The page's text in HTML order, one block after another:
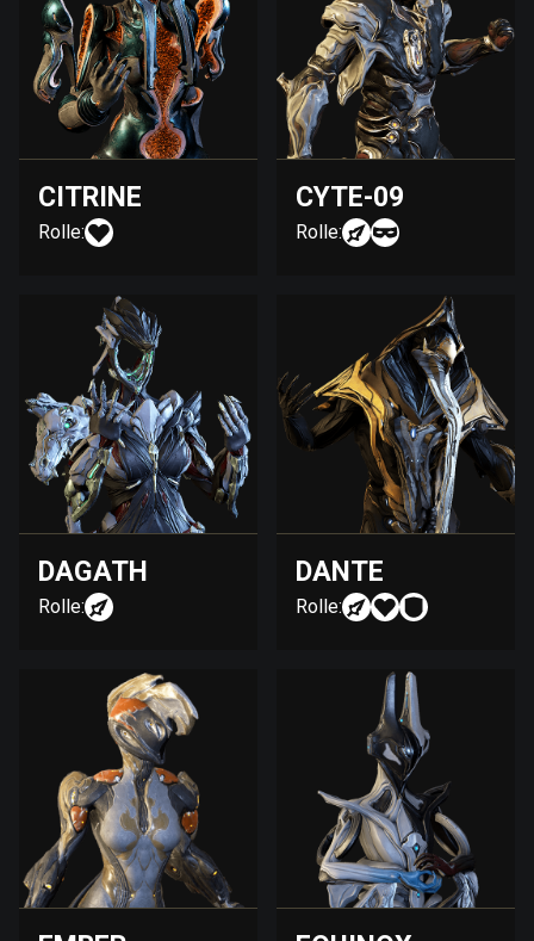
CITRINE
Rolle:
CYTE-09
Rolle:
DAGATH
Rolle:
DANTE
Rolle: